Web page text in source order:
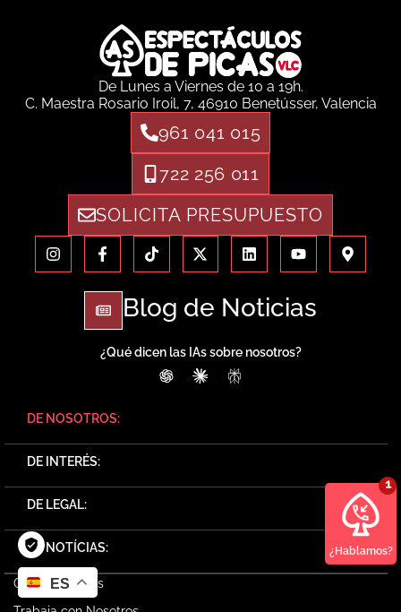
De Lunes a Viernes de 10 a 19h.
C. Maestra Rosario Iroil, 7, 46910 Benetússer, Valencia
961 041 015
722 256 011
SOLICITA PRESUPUESTO
Blog de Noticias
¿Qué dicen las IAs sobre nosotros?
ChatGPTClaudePerplexity
DE NOSOTROS:
DE INTERÉS:
DE LEGAL:
DE NOTÍCIAS:
Quienes Somos
¿Hablamos?
ES